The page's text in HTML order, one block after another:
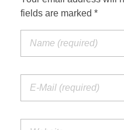
fields are marked *